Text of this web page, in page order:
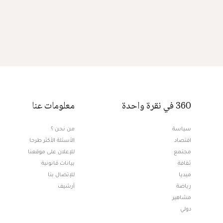
360 في نقرة واحدة
سياسة
اقتصاد
مجتمع
ثقافة
ميديا
رياضة
مشاهير
دولي
معلومات عنا
من نحن ؟
الأسئلة الأكثر طرحا
للإعلان على موقعنا
بيانات قانونية
للإتصال بنا
أرشيف